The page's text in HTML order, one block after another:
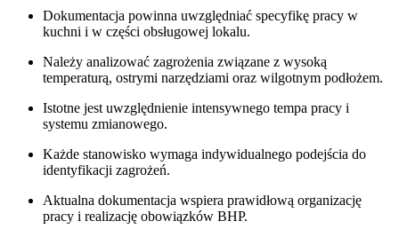
Dokumentacja powinna uwzględniać specyfikę pracy w
kuchni i w części obsługowej lokalu.
Należy analizować zagrożenia związane z wysoką
temperaturą, ostrymi narzędziami oraz wilgotnym podłożem.
Istotne jest uwzględnienie intensywnego tempa pracy i
systemu zmianowego.
Każde stanowisko wymaga indywidualnego podejścia do
identyfikacji zagrożeń.
Aktualna dokumentacja wspiera prawidłową organizację
pracy i realizację obowiązków BHP.